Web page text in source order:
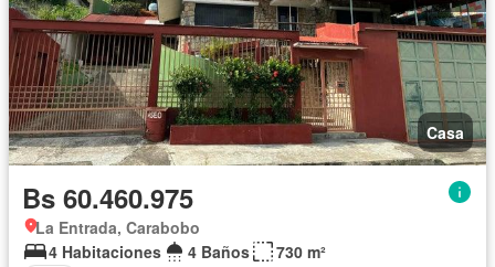
Casa
Bs 60.460.975
La Entrada, Carabobo
4 Habitaciones
4 Baños
730 m²